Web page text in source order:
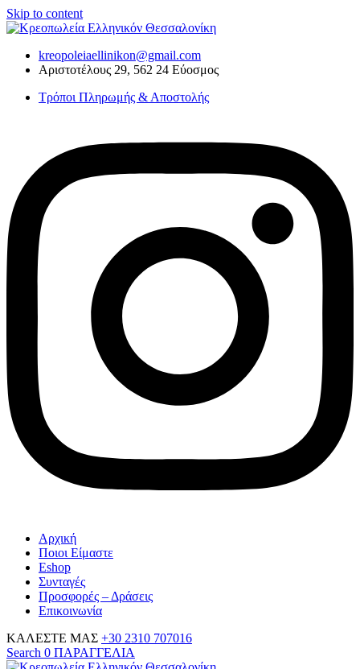
Skip to content
kreopoleiaellinikon@gmail.com
Αριστοτέλους 29, 562 24 Εύοσμος
Τρόποι Πληρωμής & Αποστολής
Αρχική
Ποιοι Είμαστε
Eshop
Συνταγές
Προσφορές – Δράσεις
Επικοινωνία
ΚΑΛΕΣΤΕ ΜΑΣ +30 2310 707016
Search 0 ΠΑΡΑΓΓΕΛΙΑ